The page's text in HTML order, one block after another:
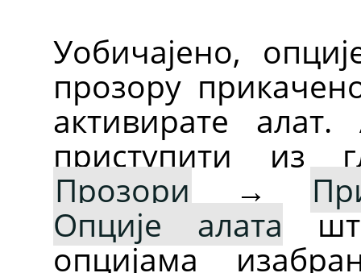
Уобичајено,
прозору
активирате
приступити из
Прозори →
Опције алата
опцијама